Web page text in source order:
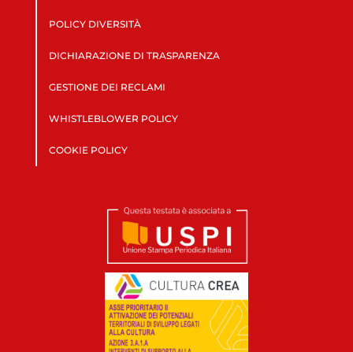
POLICY DIVERSITÀ
DICHIARAZIONE DI TRASPARENZA
GESTIONE DEI RECLAMI
WHISTLEBLOWER POLICY
COOKIE POLICY